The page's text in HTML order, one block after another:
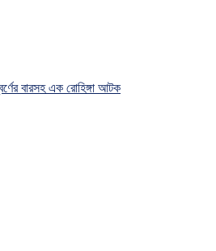
বারসহ এক রোহিঙ্গা আটক